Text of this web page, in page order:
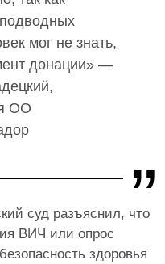
мог не знать,
донации» —
ОО
суд разъяснил, что
ВИЧ или опрос
здоровья